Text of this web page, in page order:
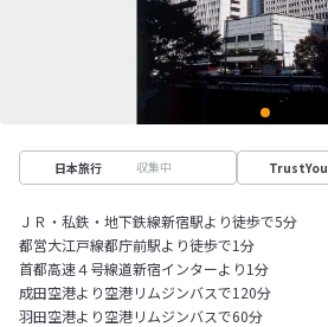
日本旅行 収集中 TrustYou
ＪＲ・私鉄・地下鉄線新宿駅より徒歩で5分
都営大江戸線都庁前駅より徒歩で1分
首都高速４号線道新宿インターより1分
成田空港より空港リムジンバスで120分
羽田空港より空港リムジンバスで60分